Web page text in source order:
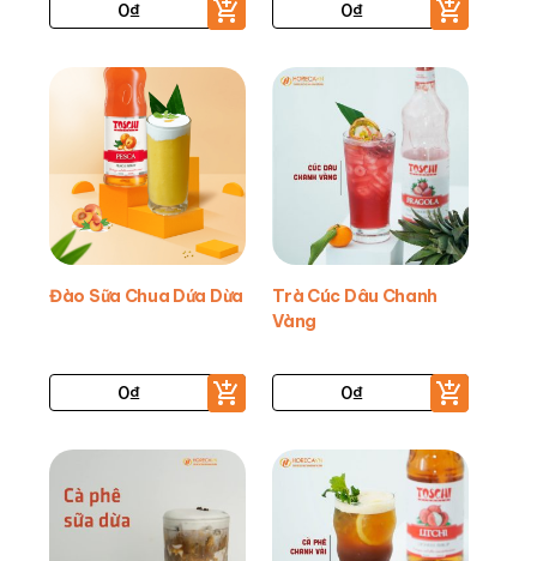
0₫ 0₫
Đào Sữa Chua Dứa Dừa
0₫
Trà Cúc Dâu Chanh
Vàng
0₫